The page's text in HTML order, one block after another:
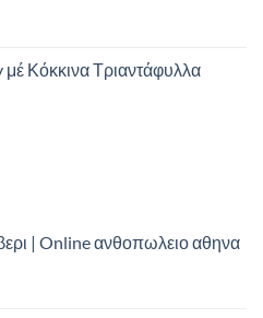
Κόκκινα Τριαντάφυλλα
| Online ανθοπωλειο αθηνα